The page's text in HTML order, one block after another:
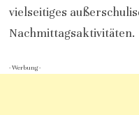
vielseitiges
Nachmittagsaktivitäten.
- Werbung -